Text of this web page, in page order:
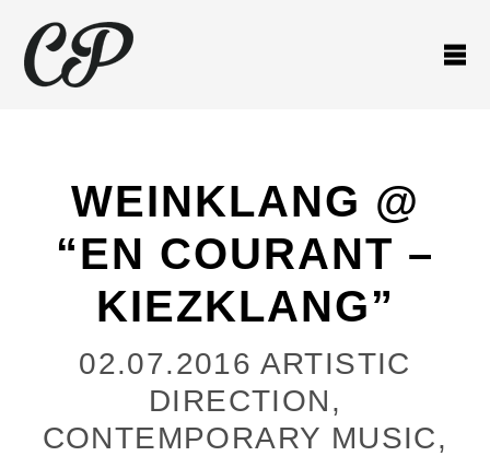
WEINKLANG @
“EN COURANT –
KIEZKLANG”
02.07.2016 ARTISTIC
DIRECTION,
CONTEMPORARY MUSIC,